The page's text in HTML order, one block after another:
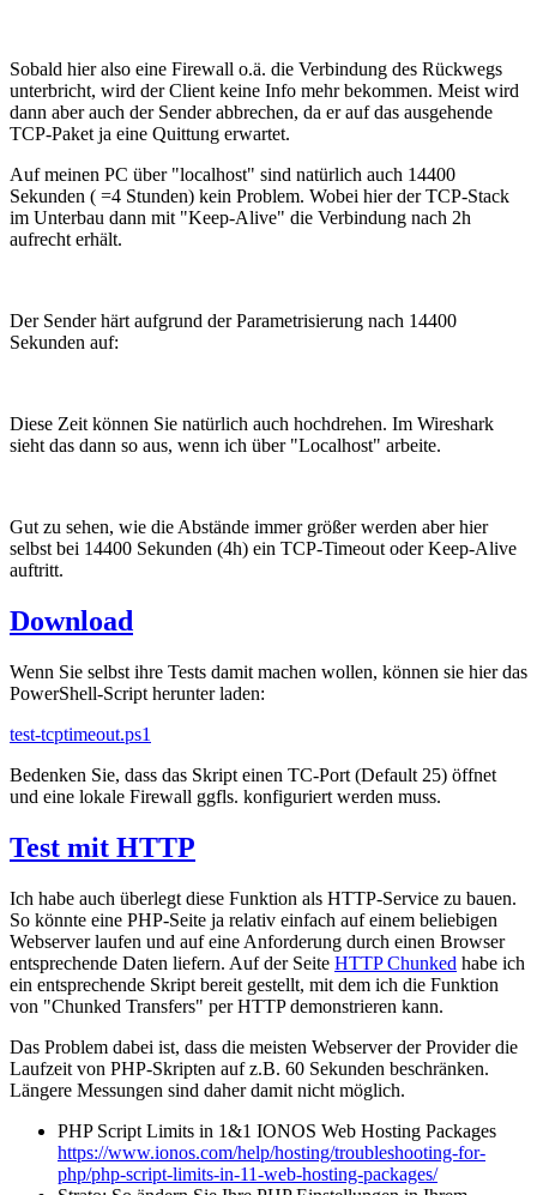
Sobald hier also eine Firewall o.ä. die Verbindung des Rückwegs
unterbricht, wird der Client keine Info mehr bekommen. Meist wird
dann aber auch der Sender abbrechen, da er auf das ausgehende
TCP-Paket ja eine Quittung erwartet.
Auf meinen PC über "localhost" sind natürlich auch 14400
Sekunden ( =4 Stunden) kein Problem. Wobei hier der TCP-Stack
im Unterbau dann mit "Keep-Alive" die Verbindung nach 2h
aufrecht erhält.
Der Sender härt aufgrund der Parametrisierung nach 14400
Sekunden auf:
Diese Zeit können Sie natürlich auch hochdrehen. Im Wireshark
sieht das dann so aus, wenn ich über "Localhost" arbeite.
Gut zu sehen, wie die Abstände immer größer werden aber hier
selbst bei 14400 Sekunden (4h) ein TCP-Timeout oder Keep-Alive
auftritt.
Download
Wenn Sie selbst ihre Tests damit machen wollen, können sie hier das
PowerShell-Script herunter laden:
test-tcptimeout.ps1
Bedenken Sie, dass das Skript einen TC-Port (Default 25) öffnet
und eine lokale Firewall ggfls. konfiguriert werden muss.
Test mit HTTP
Ich habe auch überlegt diese Funktion als HTTP-Service zu bauen.
So könnte eine PHP-Seite ja relativ einfach auf einem beliebigen
Webserver laufen und auf eine Anforderung durch einen Browser
entsprechende Daten liefern. Auf der Seite HTTP Chunked habe ich
ein entsprechende Skript bereit gestellt, mit dem ich die Funktion
von "Chunked Transfers" per HTTP demonstrieren kann.
Das Problem dabei ist, dass die meisten Webserver der Provider die
Laufzeit von PHP-Skripten auf z.B. 60 Sekunden beschränken.
Längere Messungen sind daher damit nicht möglich.
PHP Script Limits in 1&1 IONOS Web Hosting Packages
https://www.ionos.com/help/hosting/troubleshooting-for-
php/php-script-limits-in-11-web-hosting-packages/